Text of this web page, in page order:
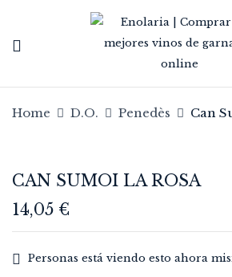
Home D.O. Penedès Can
CAN SUMOI LA ROSA
14,05 €
Personas está viendo esto ahora
Be the first to
están marcados con